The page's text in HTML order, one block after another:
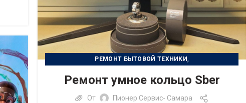
РЕМОНТ БЫТОВОЙ ТЕХНИКИ,
Ремонт умное кольцо Sber
От
Пионер Сервис- Самара